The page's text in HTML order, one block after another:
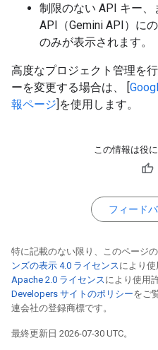
制限のない API キー、
API（Gemini API）に
のみが表示されます。
高度なプロジェクト管理を
ーを変更する場合は、 [
報ページ]を使用します。
この情報は役
フィード
特に記載のない限り、このページ
ンズの表示 4.0 ライセンスにより
Apache 2.0 ライセンスにより使用
Developers サイトのポリシーをご
連会社の登録商標です。
最終更新日 2026-07-30 UTC。